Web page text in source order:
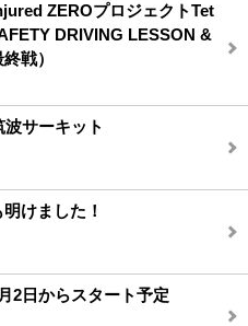
ZEROプロジェクトTet
DRIVING LESSON &
戦）
サーキット
けました！
2日からスタート予定